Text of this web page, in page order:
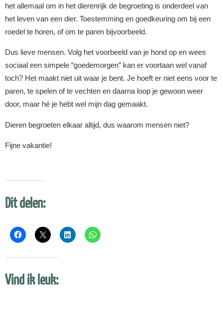
het allemaal om in het dierenrijk de begroeting is onderdeel van
het leven van een dier. Toestemming en goedkeuring om bij een
roedel te horen, of om te paren bijvoorbeeld.
Dus lieve mensen. Volg het voorbeeld van je hond op en wees
sociaal een simpele “goedemorgen” kan er voortaan wel vanaf
toch? Het maakt niet uit waar je bent. Je hoeft er niet eens voor te
paren, te spelen of te vechten en daarna loop je gewoon weer
door, maar hé je hebt wel mijn dag gemaakt.
Dieren begroeten elkaar altijd, dus waarom mensen niet?
Fijne vakantie!
Dit delen:
Vind ik leuk: